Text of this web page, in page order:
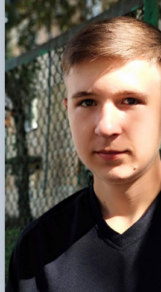
Проєкт
та мереж для